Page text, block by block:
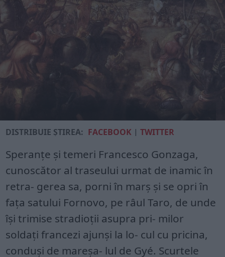
DISTRIBUIE ȘTIREA: FACEBOOK |TWITTER
Speranţe şi temeri Francesco Gonzaga,
cunoscător al traseului urmat de inamic în
retra‑ gerea sa, porni în marş şi se opri în
faţa satului Fornovo, pe râul Taro, de unde
îşi trimise stradioţii asupra pri‑ milor
soldaţi francezi ajunşi la lo‑ cul cu pricina,
conduşi de mareşa‑ lul de Gyé. Scurtele